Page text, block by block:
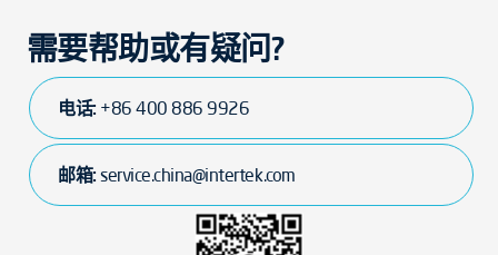
需要帮助或有疑问?
电话: +86 400 886 9926
邮箱:service.china@intertek.com